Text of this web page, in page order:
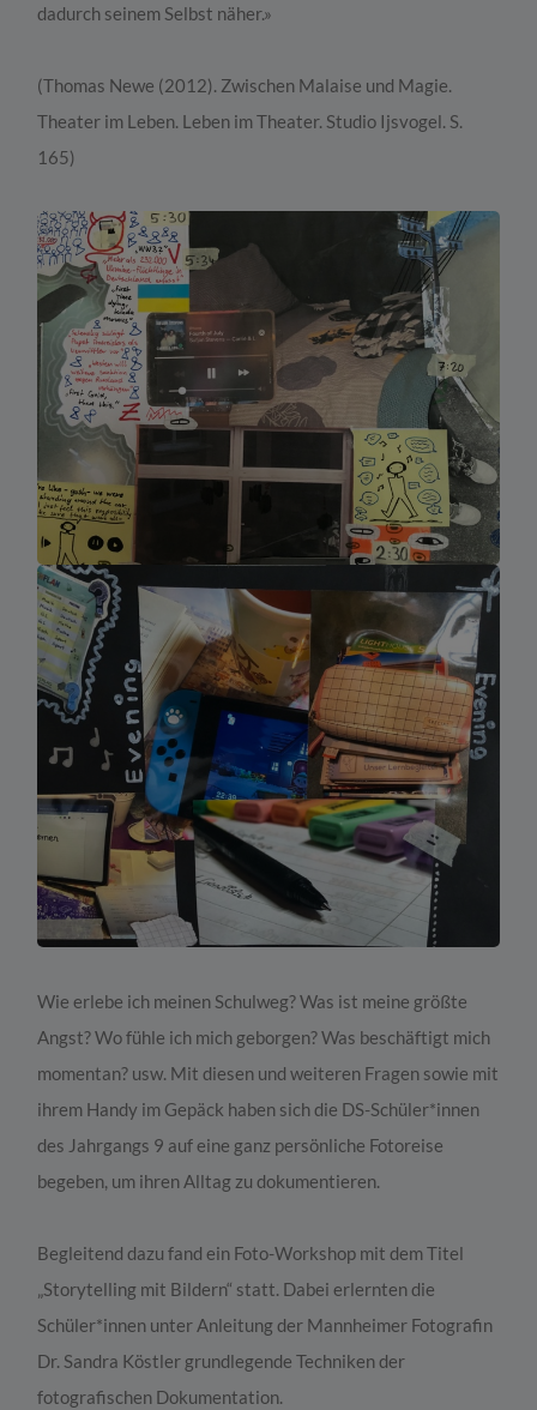
dadurch seinem Selbst näher.»
(Thomas Newe (2012). Zwischen Malaise und Magie.
Theater im Leben. Leben im Theater. Studio Ijsvogel. S.
165)
Wie erlebe ich meinen Schulweg? Was ist meine größte
Angst? Wo fühle ich mich geborgen? Was beschäftigt mich
momentan? usw. Mit diesen und weiteren Fragen sowie mit
ihrem Handy im Gepäck haben sich die DS-Schüler*innen
des Jahrgangs 9 auf eine ganz persönliche Fotoreise
begeben, um ihren Alltag zu dokumentieren.
Begleitend dazu fandein Foto-Workshop mitdem Titel
„Storytelling mit Bildern“ statt. Dabei erlernten die
Schüler*innen unter Anleitung der Mannheimer Fotografin
Dr. Sandra Köstler grundlegendeTechniken der
fotografischen Dokumentation.